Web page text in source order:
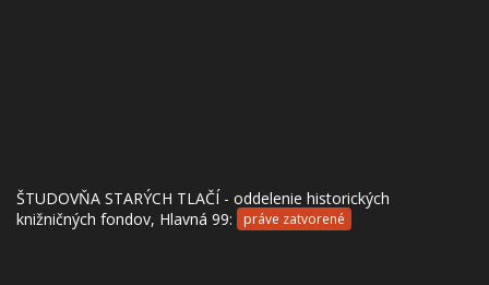
ŠTUDOVŇA STARÝCH TLAČÍ - oddelenie historických
knižničných fondov, Hlavná 99:
práve zatvorené